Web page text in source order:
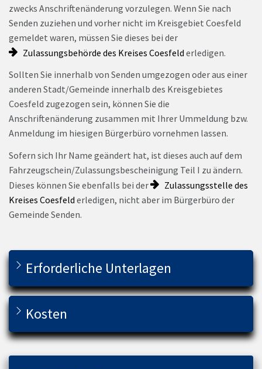
zwecks Anschriftenänderung vorzulegen. Wenn Sie nach
Senden zuziehen und vorher nicht im Kreisgebiet Coesfeld
gemeldet waren, müssen Sie dieses bei der
Zulassungsbehörde des Kreises Coesfeld erledigen.
Sollten Sie innerhalb von Senden umgezogen oder aus einer
anderen Stadt/Gemeinde innerhalb des Kreisgebietes
Coesfeld zugezogen sein, können Sie die
Anschriftenänderung zusammen mit Ihrer Ummeldung bzw.
Anmeldung im hiesigen Bürgerbüro vornehmen lassen.
Sofern sich Ihr Name geändert hat, ist dieses auch auf dem
Fahrzeugschein/Zulassungsbescheinigung Teil I zu ändern.
Dieses können Sie ebenfalls bei der
Zulassungsstelle des
Kreises Coesfeld erledigen, nicht aber im Bürgerbüro der
Gemeinde Senden.
Erforderliche Unterlagen
Kosten